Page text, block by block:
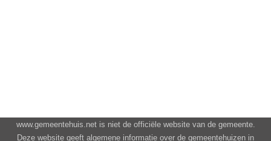
www.gemeentehuis.net is niet de officiële website van de gemeente.
Deze website geeft algemene informatie over de gemeentehuizen in